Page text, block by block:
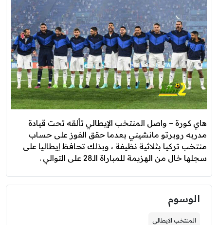
هاي كورة – واصل المنتخب الإيطالي تألقه تحت قيادة
مدربه روبرتو مانشيني بعدما حقق الفوز على حساب
منتخب تركيا بثلاثية نظيفة ، وبذلك تحافظ إيطاليا على
سجلها خال من الهزيمة للمباراة الـ28 على التوالي .
الوسوم
المنتخب الايطالي